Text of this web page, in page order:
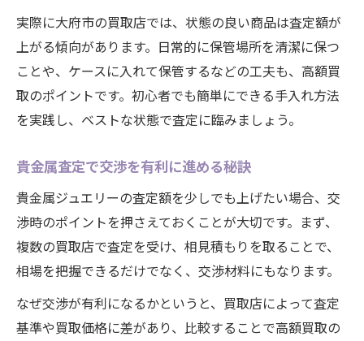
実際に大府市の買取店では、状態の良い商品は査定額が
上がる傾向があります。日常的に保管場所を清潔に保つ
ことや、ケースに入れて保管するなどの工夫も、高額買
取のポイントです。初心者でも簡単にできる手入れ方法
を実践し、ベストな状態で査定に臨みましょう。
貴金属査定で交渉を有利に進める秘訣
貴金属ジュエリーの査定額を少しでも上げたい場合、交
渉時のポイントを押さえておくことが大切です。まず、
複数の買取店で査定を受け、相見積もりを取ることで、
相場を把握できるだけでなく、交渉材料にもなります。
なぜ交渉が有利になるかというと、買取店によって査定
基準や買取価格に差があり、比較することで高額買取の